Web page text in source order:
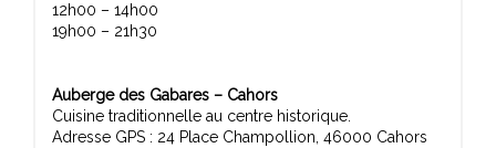
12h00 – 14h00
19h00 – 21h30
Auberge des Gabares – Cahors
Cuisine traditionnelle au centre historique.
Adresse GPS : 24 Place Champollion, 46000 Cahors